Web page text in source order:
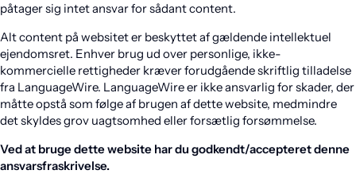
påtager sig intet ansvar for sådant content.
Alt content på websitet er beskyttet af gældende intellektuel
ejendomsret. Enhver brug ud over personlige, ikke-
kommercielle rettigheder kræver forudgående skriftlig tilladelse
fra LanguageWire. LanguageWire er ikke ansvarlig for skader, der
måtte opstå som følge af brugen af dette website, medmindre
det skyldes grov uagtsomhed eller forsætlig forsømmelse.
Ved at bruge dette website har du godkendt/accepteret denne
ansvarsfraskrivelse.